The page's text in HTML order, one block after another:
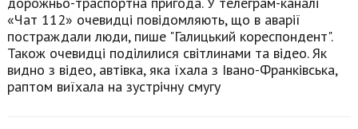
«Чат 112» очевидці повідомляють, що в аварії
постраждали люди, пише "Галицький кореспондент".
Також очевидці поділилися світлинами та відео. Як
видно з відео, автівка, яка їхала з Івано-Франківська,
раптом виїхала на зустрічну смугу